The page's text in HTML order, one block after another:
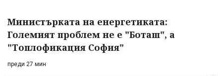
Министърката на енергетиката:
Големият проблем не е "Боташ", а
"Топлофикация София"
преди 27 мин